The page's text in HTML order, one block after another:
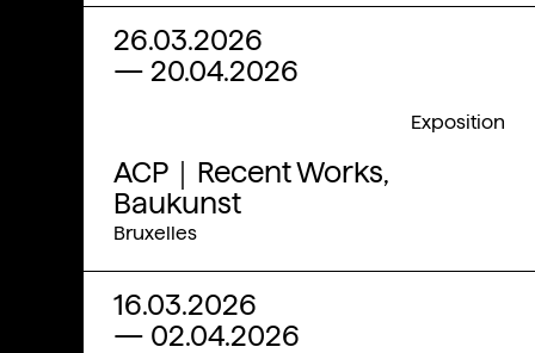
26.03.2026
— 20.04.2026
ACP｜Recent Works,
Baukunst
Exposition
Bruxelles
16.03.2026
— 02.04.2026